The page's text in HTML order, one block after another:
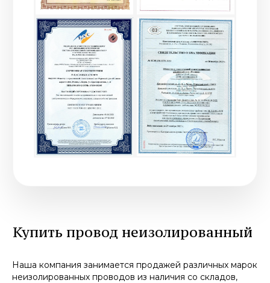
Наша компания занимается продажей различных марок
неизолированных проводов из наличия со складов,
© ООО «ТД «Иллион»
Политика конфиденциальности
Разработка сайта